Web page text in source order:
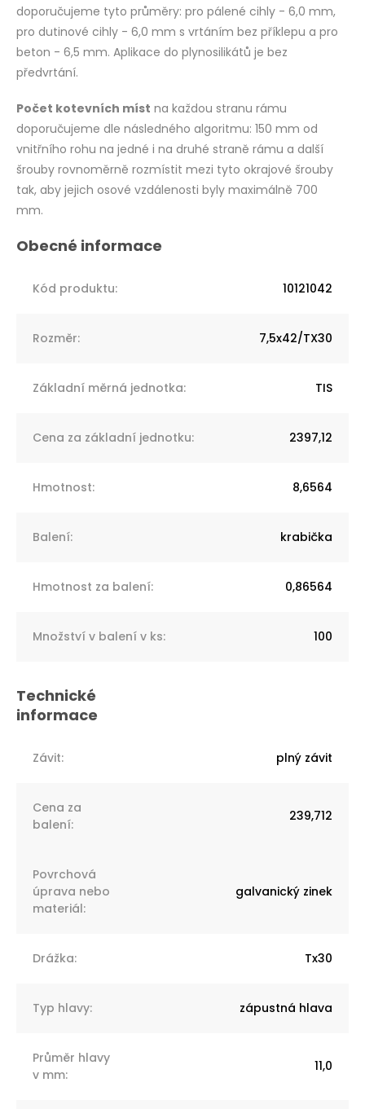
doporučujeme tyto průměry: pro pálené cihly - 6,0 mm,
pro dutinové cihly - 6,0 mm s vrtáním bez příklepu a pro
beton - 6,5 mm. Aplikace do plynosilikátů je bez
předvrtání.
Počet kotevních míst na každou stranu rámu
doporučujeme dle následného algoritmu: 150 mm od
vnitřního rohu na jedné i na druhé straně rámu a další
šrouby rovnoměrně rozmístit mezi tyto okrajové šrouby
tak, aby jejich osové vzdálenosti byly maximálně 700
mm.
Kód produktu: 10121042
Rozměr: 7,5x42/TX30
Základní měrná jednotka: TIS
Cena za základní jednotku: 2397,12
Hmotnost: 8,6564
Balení: krabička
Hmotnost za balení: 0,86564
Množství v balení v ks: 100
Závit: plný závit
Cena za
balení:
239,712
Povrchová
úprava nebo
materiál:
galvanický zinek
Drážka: Tx30
Typ hlavy: zápustná hlava
Průměr hlavy
v mm:
11,0